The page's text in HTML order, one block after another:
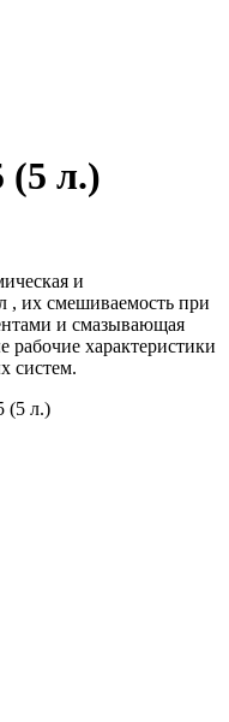
(5 л.)
и
, их смешиваемость при
и смазывающая
рабочие характеристики
систем.
(5 л.)